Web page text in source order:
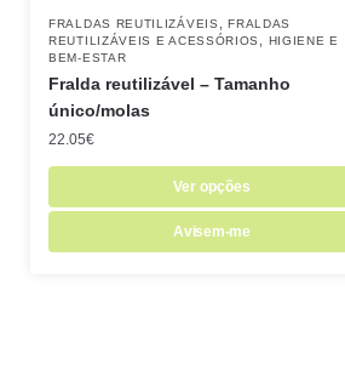
FRALDAS REUTILIZÁVEIS ,FRALDAS
REUTILIZÁVEIS E ACESSÓRIOS
HIGIENE E
BEM-ESTAR
Fralda reutilizável – Tamanho
único/molas
22.05€
Ver opções
Avisem-me